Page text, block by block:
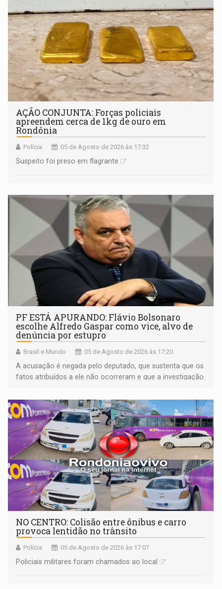
AÇÃO CONJUNTA: Forças policiais
apreendem cerca de 1kg de ouro em
Rondônia
Polícia 05 de Agosto de 2026 às 17:32
Suspeito foi preso em flagrante
PF ESTÁ APURANDO: Flávio Bolsonaro
escolhe Alfredo Gaspar como vice, alvo de
denúncia por estupro
Brasil e Mundo 05 de Agosto de 2026 às 17:20
A acusação é negada pelo deputado, que sustenta que os
fatos atribuídos a ele não ocorreram e que a investigação
NO CENTRO: Colisão entre ônibus e carro
provoca lentidão no trânsito
Polícia 05 de Agosto de 2026 às 17:07
Policiais militares foram chamados ao local